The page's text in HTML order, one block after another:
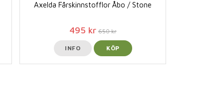
Axelda Fårskinnstofflor Åbo / Stone
495 kr 650 kr
INFO KÖP